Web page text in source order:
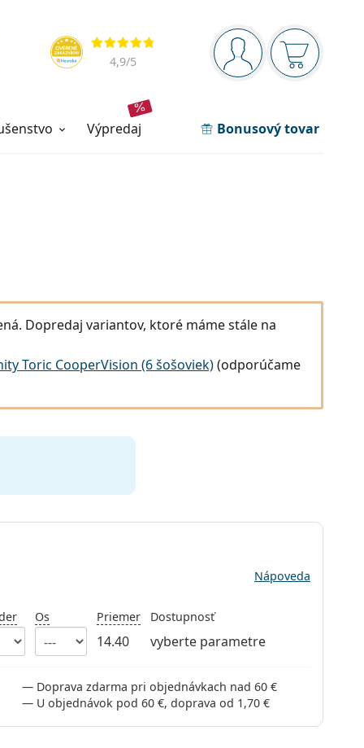
Navigačný panel
ste prihláseníNákupný
Hodnotenia
4,9/5
výpredaj Bonusový tovar
Dopredaj variantov, ktoré máme stále na
Toric CooperVision (6 šošoviek)(odporúčame
Nápoveda
Os Priemer
14.40
Dostupnosť
vyberte parametre
Doprava zdarma pri objednávkach nad 60 €
U objednávok pod 60 €, doprava od 1,70 €